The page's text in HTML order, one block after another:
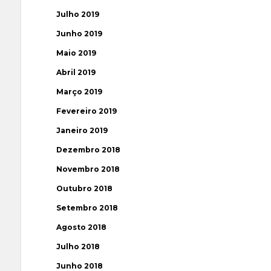
Julho 2019
Junho 2019
Maio 2019
Abril 2019
Março 2019
Fevereiro 2019
Janeiro 2019
Dezembro 2018
Novembro 2018
Outubro 2018
Setembro 2018
Agosto 2018
Julho 2018
Junho 2018